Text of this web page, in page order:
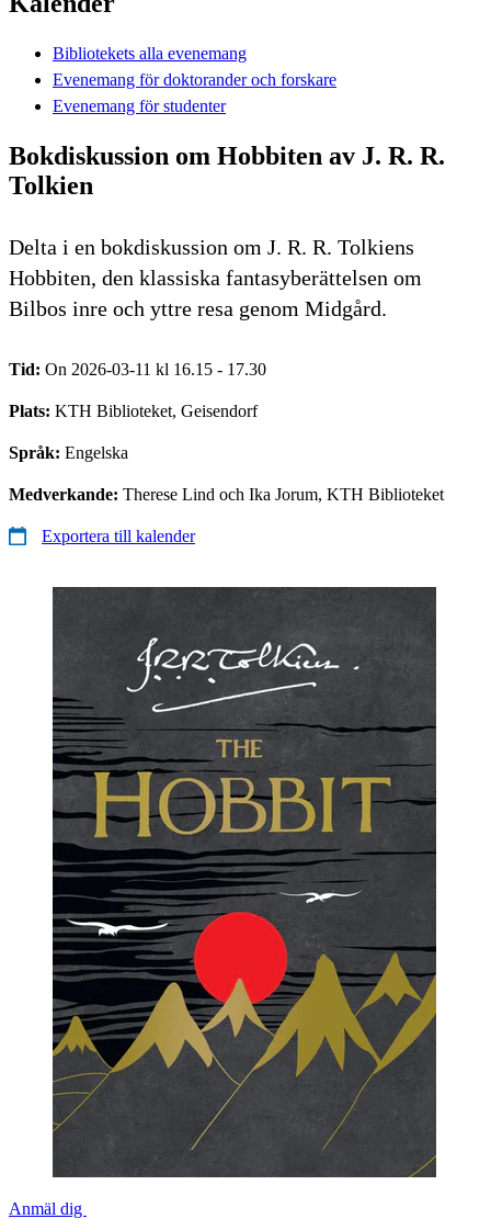
Bibliotekets alla evenemang
Evenemang för doktorander och forskare
Evenemang för studenter
Bokdiskussion om Hobbiten av J. R. R.
Tolkien
Delta i en bokdiskussion om J. R. R. Tolkiens
Hobbiten, den klassiska fantasyberättelsen om
Bilbos inre och yttre resa genom Midgård.
Tid: On 2026-03-11 kl 16.15 - 17.30
Plats: KTH Biblioteket, Geisendorf
Språk: Engelska
Medverkande: Therese Lind och Ika Jorum, KTH Biblioteket
Exportera till kalender
Anmäl dig